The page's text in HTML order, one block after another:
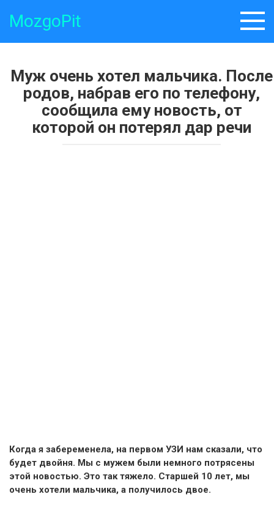
MozgoPit
Муж очень хотел мальчика. После
родов, набрав его по телефону,
сообщила ему новость, от
которой он потерял дар речи
Когда я забеременела, на первом УЗИ нам сказали, что
будет двойня. Мы с мужем были немного потрясены
этой новостью. Это так тяжело. Старшей 10 лет, мы
очень хотели мальчика, а получилось двое.